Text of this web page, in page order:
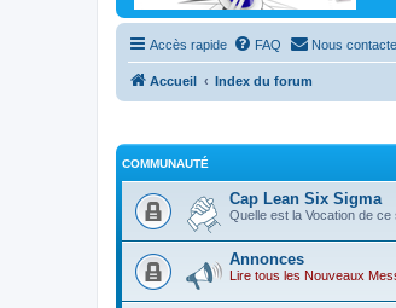
Accès rapide FAQ Nous
Accueil Index du forum
COMMUNAUTÉ
Cap Lean Six Sigma
Quelle est la Vocation de ce
Annonces
Lire tous les Nouveaux